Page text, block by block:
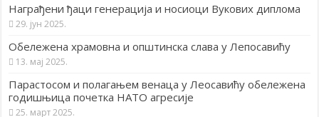
Награђени ђаци генерација и носиоци Вукових диплома
29. јун 2025.
Обележена храмовна и општинска слава у Лепосавићу
13. мај 2025.
Парастосом и полагањем венаца у Леосавићу обележена
годишњица почетка НАТО агресије
25. март 2025.